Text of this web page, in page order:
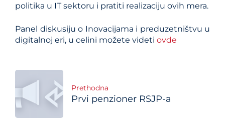
politika u IT sektoru i pratiti realizaciju ovih mera.
Panel diskusiju o Inovacijama i preduzetništvu u
digitalnoj eri, u celini možete videti ovde
Post
navigation
Prethodna
Prvi penzioner RSJP-a